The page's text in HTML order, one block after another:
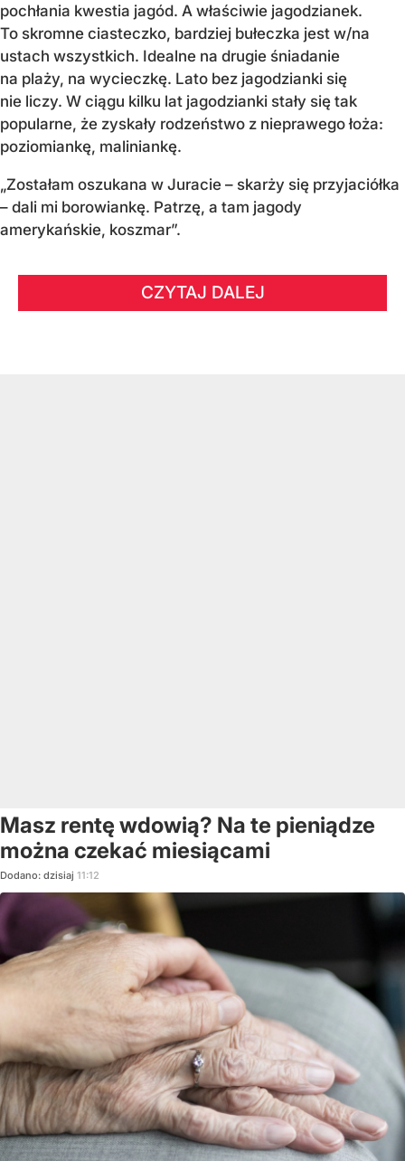
pochłania kwestia jagód. A właściwie jagodzianek.
To skromne ciasteczko, bardziej bułeczka jest w/na
ustach wszystkich. Idealne na drugie śniadanie
na plaży, na wycieczkę. Lato bez jagodzianki się
nie liczy. W ciągu kilku lat jagodzianki stały się tak
popularne, że zyskały rodzeństwo z nieprawego łoża:
poziomiankę, maliniankę.
„Zostałam oszukana w Juracie – skarży się przyjaciółka
– dali mi borowiankę. Patrzę, a tam jagody
amerykańskie, koszmar”.
CZYTAJ DALEJ
Masz rentę wdowią? Na te pieniądze
można czekać miesiącami
Dodano: dzisiaj 11:12